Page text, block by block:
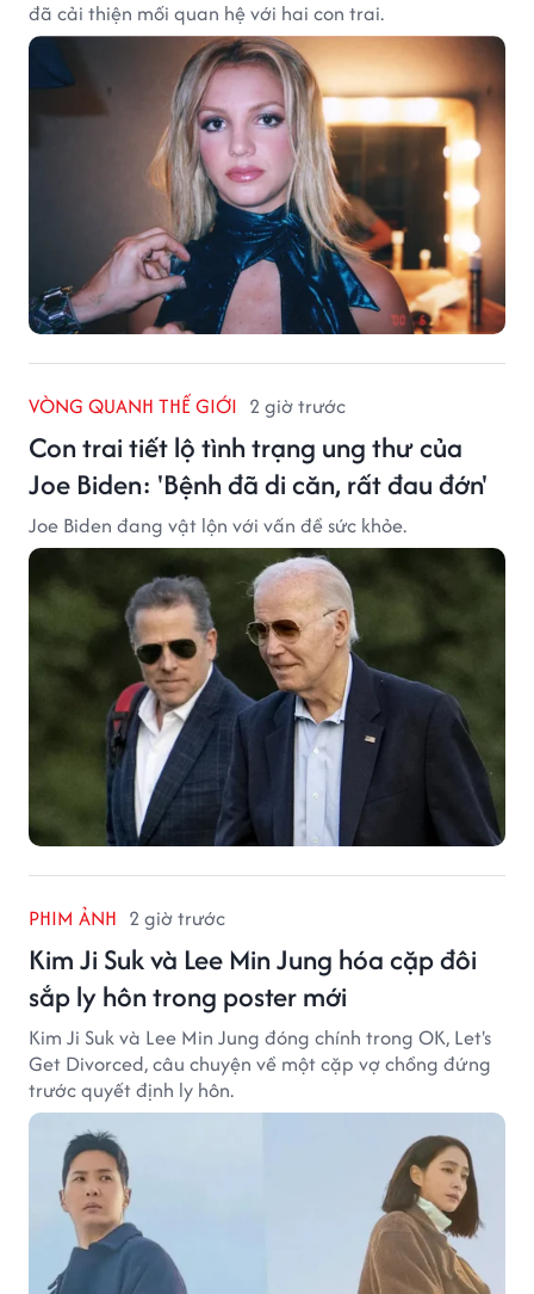
đã cải thiện mối quan hệ với hai con trai.
VÒNG QUANH THẾ GIỚI 2 giờ trước
Con trai tiết lộ tình trạng ung thư của
Joe Biden: 'Bệnh đã di căn, rất đau đớn'
Joe Biden đang vật lộn với vấn đề sức khỏe.
PHIM ẢNH 2 giờ trước
Kim Ji Suk và Lee Min Jung hóa cặp đôi
sắp ly hôn trong poster mới
Kim Ji Suk và Lee Min Jung đóng chính trong OK, Let's
Get Divorced, câu chuyện về một cặp vợ chồng đứng
trước quyết định ly hôn.